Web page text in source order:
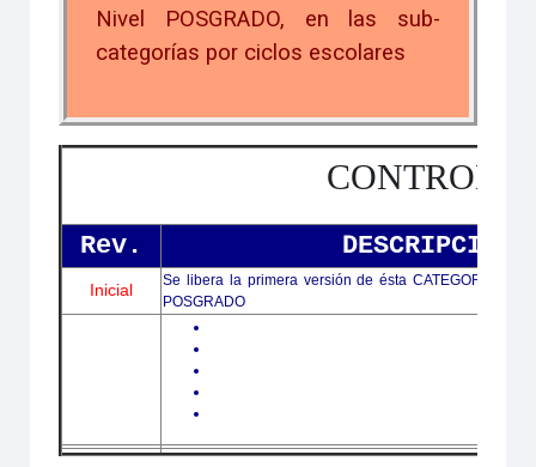
Nivel POSGRADO, en las sub-
categorías por ciclos escolares
CONTROL
Rev. DESCRIPCIÓN.
Inicial
Se libera la primera versión de ésta CATEGORÍA
POSGRADO